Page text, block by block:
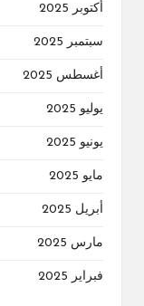
أكتوبر 2025
سبتمبر 2025
أغسطس 2025
يوليو 2025
يونيو 2025
مايو 2025
أبريل 2025
مارس 2025
فبراير 2025